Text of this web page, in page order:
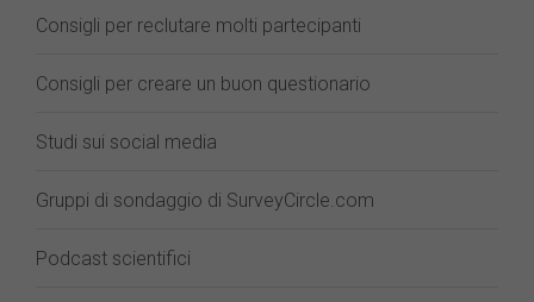
Consigli per reclutare molti partecipanti
Consigli per creare un buon questionario
Studi sui social media
Gruppi di sondaggio di SurveyCircle.com
Podcast scientifici